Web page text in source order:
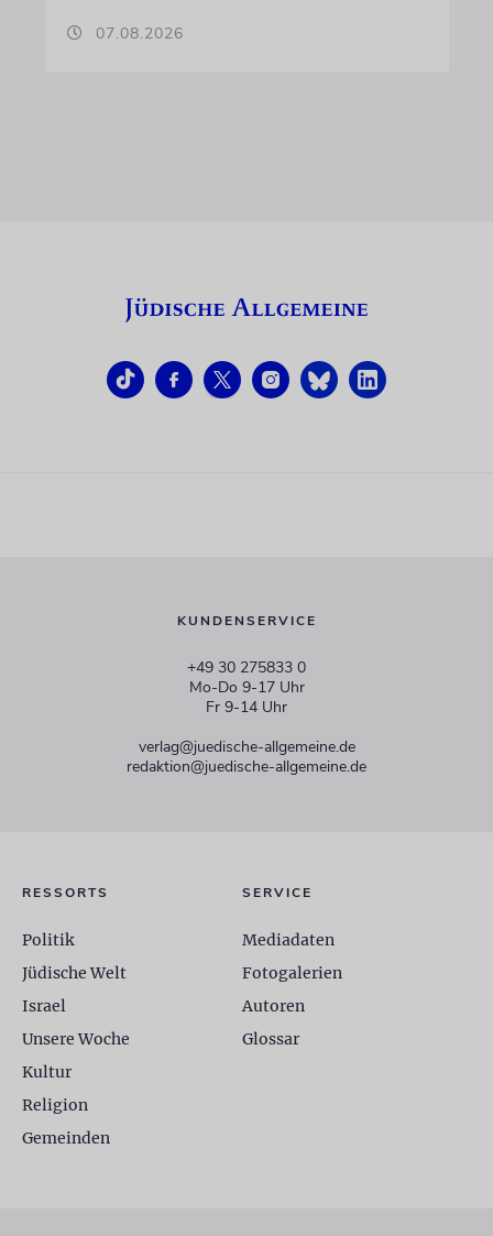
07.08.2026
KUNDENSERVICE
+49 30 275833 0
Mo-Do 9-17 Uhr
Fr 9-14 Uhr
verlag@juedische-allgemeine.de
redaktion@juedische-allgemeine.de
RESSORTS
Politik
Jüdische Welt
Israel
Unsere Woche
Kultur
Religion
Gemeinden
SERVICE
Mediadaten
Fotogalerien
Autoren
Glossar